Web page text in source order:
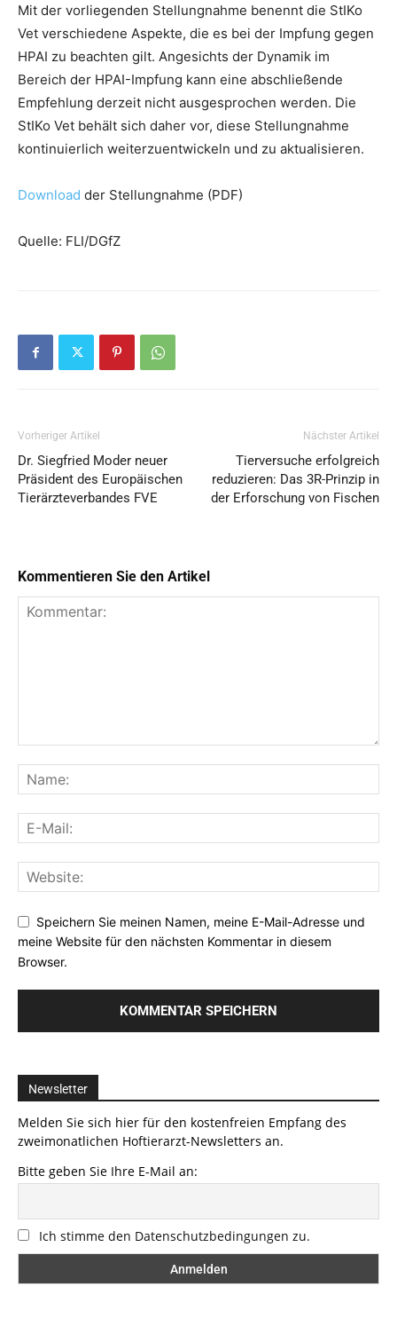
Mit der vorliegenden Stellungnahme benennt die StIKo
Vet verschiedene Aspekte, die es bei der Impfung gegen
HPAI zu beachten gilt. Angesichts der Dynamik im
Bereich der HPAI-Impfung kann eine abschließende
Empfehlung derzeit nicht ausgesprochen werden. Die
StIKo Vet behält sich daher vor, diese Stellungnahme
kontinuierlich weiterzuentwickeln und zu aktualisieren.
Download der Stellungnahme (PDF)
Quelle: FLI/DGfZ
Vorheriger Artikel
Dr. Siegfried Moder neuer
Präsident des Europäischen
Tierärzteverbandes FVE
Nächster Artikel
Tierversuche erfolgreich
reduzieren: Das 3R-Prinzip in
der Erforschung von Fischen
Kommentieren Sie den Artikel
Speichern Sie meinen Namen, meine E-Mail-Adresse und
meine Website für den nächsten Kommentar in diesem
Browser.
Newsletter
Melden Sie sich hier für den kostenfreien Empfang des
zweimonatlichen Hoftierarzt-Newsletters an.
Bitte geben Sie Ihre E-Mail an:
Ich stimme den Datenschutzbedingungen zu.